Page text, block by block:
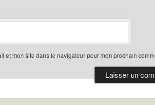
et mon site dans le navigateur pour mon prochain